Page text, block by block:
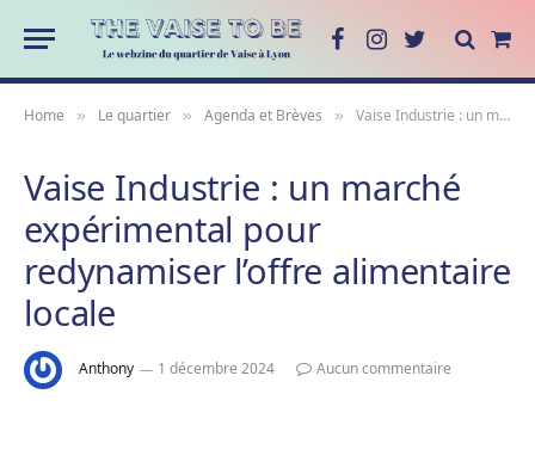
FacebookInstagram
Twitter
Cart
Home » Le quartier » Agenda et Brèves » Vaise Industrie : un marché expérimental pour redynamiser l’offre alimentaire locale
Vaise Industrie : un marché
expérimental pour
redynamiser l’offre alimentaire
locale
Anthony 1 décembre 2024 Aucun commentaire